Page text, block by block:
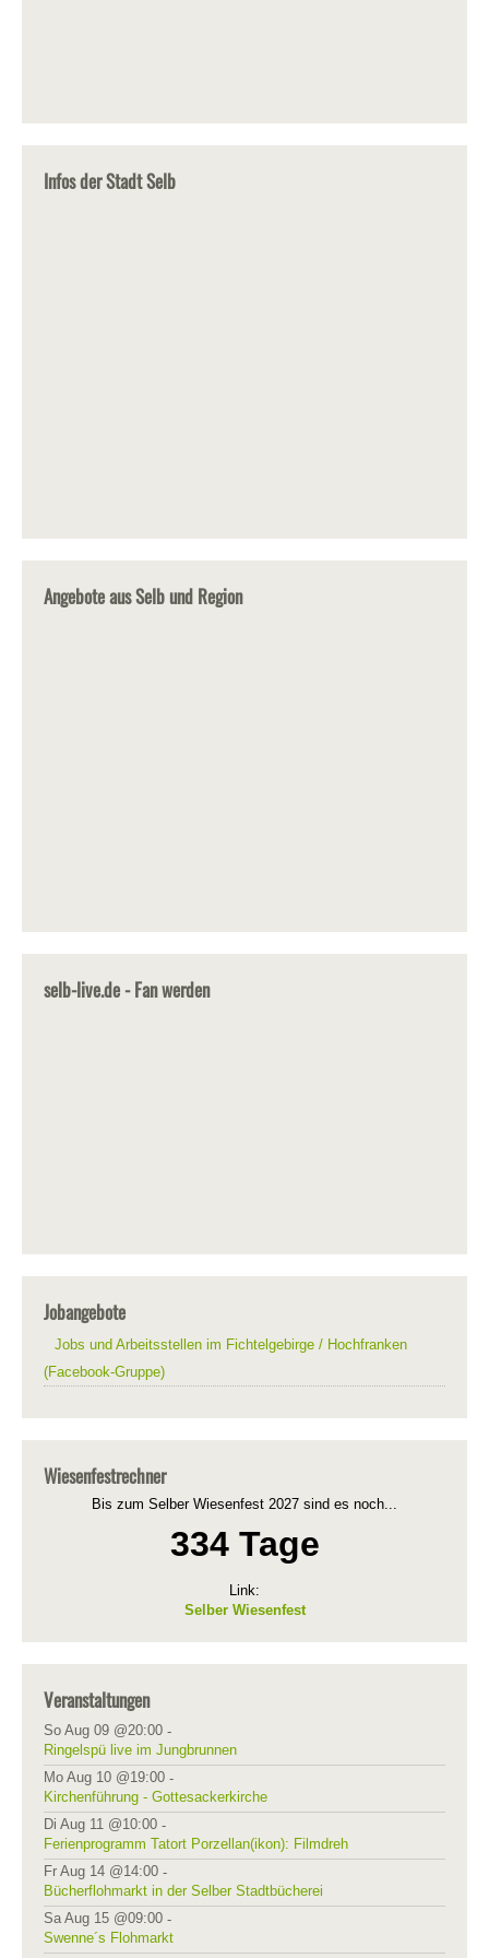
Infos der Stadt Selb
Angebote aus Selb und Region
selb-live.de - Fan werden
Jobangebote
Jobs und Arbeitsstellen im Fichtelgebirge / Hochfranken
(Facebook-Gruppe)
Wiesenfestrechner
Bis zum Selber Wiesenfest 2027 sind es noch...
334 Tage
Link:
Selber Wiesenfest
Veranstaltungen
So Aug 09 @20:00 -
Ringelspü live im Jungbrunnen
Mo Aug 10 @19:00 -
Kirchenführung - Gottesackerkirche
Di Aug 11 @10:00 -
Ferienprogramm Tatort Porzellan(ikon): Filmdreh
Fr Aug 14 @14:00 -
Bücherflohmarkt in der Selber Stadtbücherei
Sa Aug 15 @09:00 -
Swenne´s Flohmarkt